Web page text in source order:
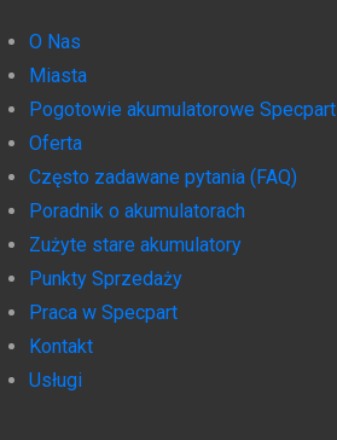
O Nas
Miasta
Pogotowie akumulatorowe Specpart
Oferta
Często zadawane pytania (FAQ)
Poradnik o akumulatorach
Zużyte stare akumulatory
Punkty Sprzedaży
Praca w Specpart
Kontakt
Usługi